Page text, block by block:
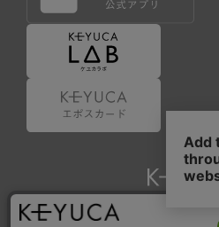
Copyright © KAWAJUN Co.,